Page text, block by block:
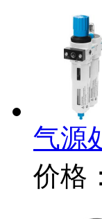
气源
价格：